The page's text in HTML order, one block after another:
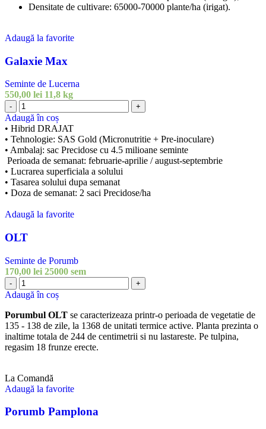
Densitate de cultivare: 65000-70000 plante/ha (irigat).
Adaugă la favorite
Galaxie Max
Seminte de Lucerna
550,00 lei 11,8 kg
-
Cantitate
Galaxie
Max
+
Adaugă în coș
• Hibrid DRAJAT
• Tehnologie: SAS Gold (Micronutritie + Pre-inoculare)
• Ambalaj: sac Precidose cu 4.5 milioane seminte
Perioada de semanat: februarie-aprilie / august-septembrie
• Lucrarea superficiala a solului
• Tasarea solului dupa semanat
• Doza de semanat: 2 saci Precidose/ha
Adaugă la favorite
OLT
Seminte de Porumb
170,00 lei 25000 sem
-
Cantitate
OLT
+
Adaugă în coș
Porumbul OLT se caracterizeaza printr-o perioada de vegetatie de
135 - 138 de zile, la 1368 de unitati termice active. Planta prezinta o
inaltime totala de 244 de centimetrii si nu lastareste. Pe tulpina,
regasim 18 frunze erecte.
La Comandă
Adaugă la favorite
Porumb Pamplona